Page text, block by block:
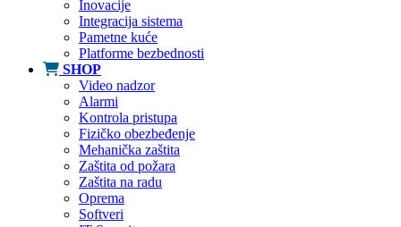
Inovacije
Integracija sistema
Pametne kuće
Platforme bezbednosti
SHOP
Video nadzor
Alarmi
Kontrola pristupa
Fizičko obezbeđenje
Mehanička zaštita
Zaštita od požara
Zaštita na radu
Oprema
Softveri